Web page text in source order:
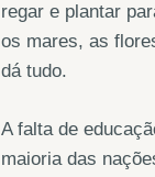
regar e plantar
os mares, as
dá tudo.
A falta de
maioria das